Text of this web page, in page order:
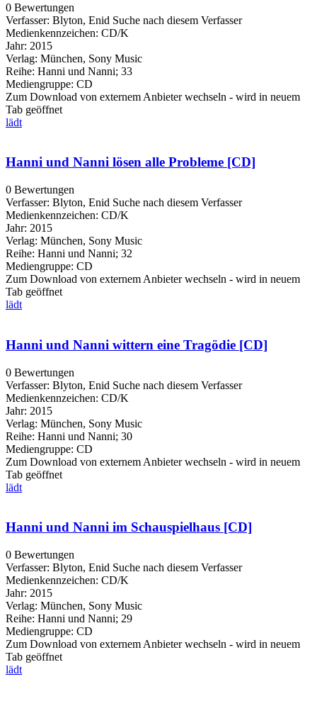
0 Bewertungen
Verfasser: Blyton, Enid Suche nach diesem Verfasser
Medienkennzeichen: CD/K
Jahr: 2015
Verlag: München, Sony Music
Reihe: Hanni und Nanni; 33
Mediengruppe: CD
Zum Download von externem Anbieter wechseln - wird in neuem
Tab geöffnet
lädt
Hanni und Nanni lösen alle Probleme [CD]
0 Bewertungen
Verfasser: Blyton, Enid Suche nach diesem Verfasser
Medienkennzeichen: CD/K
Jahr: 2015
Verlag: München, Sony Music
Reihe: Hanni und Nanni; 32
Mediengruppe: CD
Zum Download von externem Anbieter wechseln - wird in neuem
Tab geöffnet
lädt
Hanni und Nanni wittern eine Tragödie [CD]
0 Bewertungen
Verfasser: Blyton, Enid Suche nach diesem Verfasser
Medienkennzeichen: CD/K
Jahr: 2015
Verlag: München, Sony Music
Reihe: Hanni und Nanni; 30
Mediengruppe: CD
Zum Download von externem Anbieter wechseln - wird in neuem
Tab geöffnet
lädt
Hanni und Nanni im Schauspielhaus [CD]
0 Bewertungen
Verfasser: Blyton, Enid Suche nach diesem Verfasser
Medienkennzeichen: CD/K
Jahr: 2015
Verlag: München, Sony Music
Reihe: Hanni und Nanni; 29
Mediengruppe: CD
Zum Download von externem Anbieter wechseln - wird in neuem
Tab geöffnet
lädt